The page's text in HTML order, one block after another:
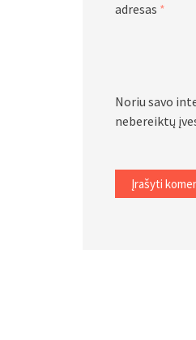
adresas *
Noriu savo
nebereiktų